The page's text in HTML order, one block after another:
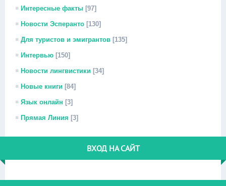
Интересные факты [97]
Новости Эсперанто [130]
Для туристов и эмигрантов [135]
Интервью [150]
Новости лингвистики [34]
Новые книги [84]
Язык онлайн [3]
Прямая Линия [3]
ВХОД НА САЙТ